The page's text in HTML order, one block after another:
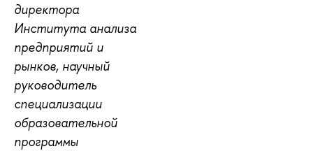
директора
Института анализа
предприятий и
рынков, научный
руководитель
специализации
образовательной
программы